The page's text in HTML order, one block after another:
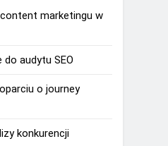
marketingu w
audytu SEO
o journey
konkurencji